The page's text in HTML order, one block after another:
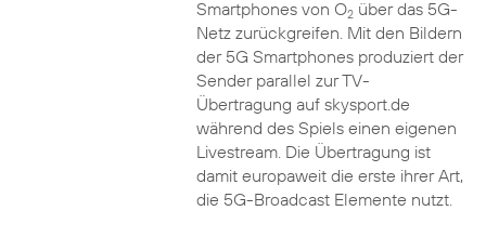
Smartphones von O2über das 5G-
Netz zurückgreifen. Mit den Bildern
der 5G Smartphones produziert der
Sender parallel zur TV-
Übertragung auf skysport.de
während des Spiels einen eigenen
Livestream. Die Übertragung ist
damit europaweit die erste ihrer Art,
die 5G-Broadcast Elemente nutzt.